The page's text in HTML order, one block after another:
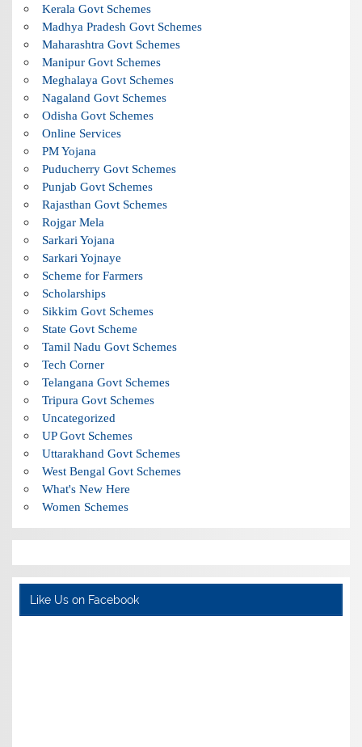
Kerala Govt Schemes
Madhya Pradesh Govt Schemes
Maharashtra Govt Schemes
Manipur Govt Schemes
Meghalaya Govt Schemes
Nagaland Govt Schemes
Odisha Govt Schemes
Online Services
PM Yojana
Puducherry Govt Schemes
Punjab Govt Schemes
Rajasthan Govt Schemes
Rojgar Mela
Sarkari Yojana
Sarkari Yojnaye
Scheme for Farmers
Scholarships
Sikkim Govt Schemes
State Govt Scheme
Tamil Nadu Govt Schemes
Tech Corner
Telangana Govt Schemes
Tripura Govt Schemes
Uncategorized
UP Govt Schemes
Uttarakhand Govt Schemes
West Bengal Govt Schemes
What's New Here
Women Schemes
Like Us on Facebook